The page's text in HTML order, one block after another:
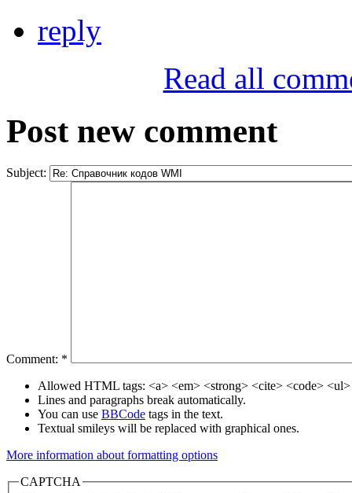
reply
Read all
Post new comment
Subject:
Comment: *
Allowed HTML tags: <a> <em> <strong> <cite> <code>
Lines and paragraphs break automatically.
You can use BBCode tags in the text.
Textual smileys will be replaced with graphical ones.
More information about formatting options
CAPTCHA